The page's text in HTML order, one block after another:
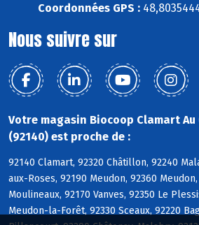
Coordonnées GPS :
Nous suivre sur
Votre magasin Biocoop Clamart Au
(92140) est proche de :
92140 Clamart, 92320 Châtillon, 92240
aux-Roses, 92190 Meudon, 92360
Moulineaux, 92170 Vanves, 92350 Le
Meudon-la-Forêt, 92330 Sceaux, 92220